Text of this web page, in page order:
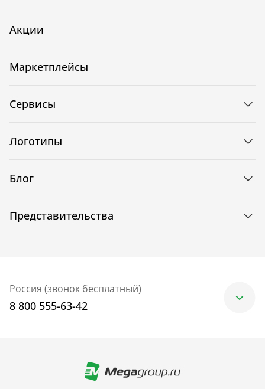
Акции
Маркетплейсы
Сервисы
Логотипы
Блог
Представительства
Россия (звонок бесплатный)
8 800 555-63-42
+7 (499) 705-30-10